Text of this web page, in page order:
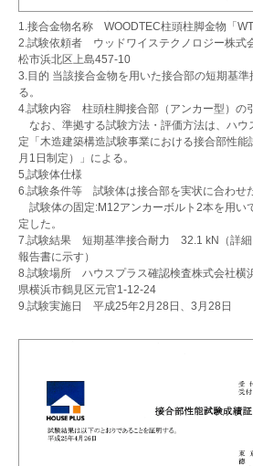
1.接合金物名称 WOODTEC柱頭柱脚金物「
2.試験依頼者 ウッドワイステクノロジー株
松市浜北区上島457-10
3.目的 当該接合金物を用いた接合部の短期基
る。
4.試験内容 柱頭柱脚接合部（アンカー型）の
なお、準拠する試験方法・評価方法は、ハウ
定「木造建築構造試験事業における接合部性
月1日制定）」による。
5,試験体仕様
6.試験条件等 試験体は接合部を実状に合わせ
試験体の固定:M12アンカーボルト2本を用い
定した。
7.試験結果 短期基準接合耐力 32.1 kN（詳細
報告書に示す）
8.試験場所 ハウスプラス確認検査株式会社横
県横浜市鶴見区元官1-12-24
9.試験実施日 平成25年2月28日、3月28日